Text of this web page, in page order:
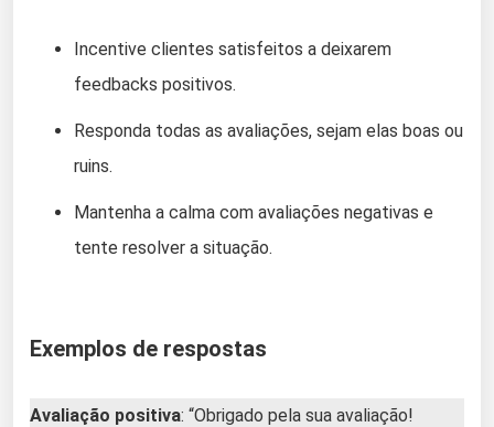
Incentive clientes satisfeitos a deixarem
feedbacks positivos.
Responda todas as avaliações, sejam elas boas ou
ruins.
Mantenha a calma com avaliações negativas e
tente resolver a situação.
Exemplos de respostas
Avaliação positiva: “Obrigado pela sua avaliação!